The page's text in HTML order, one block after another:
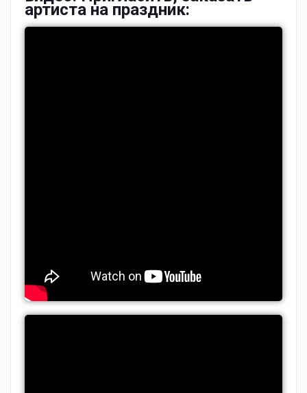
артиста на праздник: